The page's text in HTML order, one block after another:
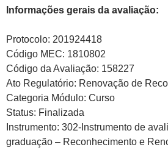
Informações gerais da avaliação:
Protocolo: 201924418
Código MEC: 1810802
Código da Avaliação: 158227
Ato Regulatório: Renovação de
Categoria Módulo: Curso
Status: Finalizada
Instrumento: 302-Instrumento de
graduação – Reconhecimento e